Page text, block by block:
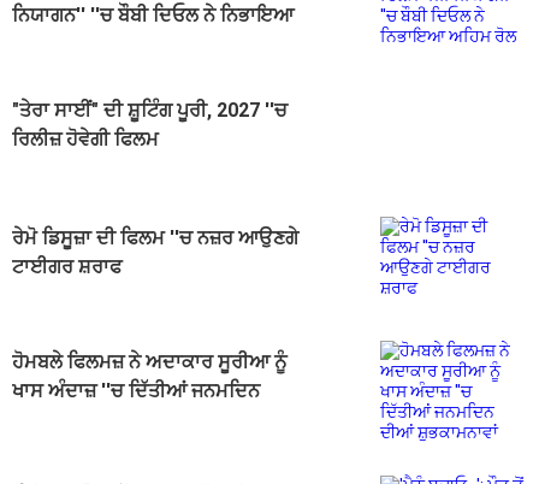
ਨਿਯਾਗਨ'' ''ਚ ਬੌਬੀ ਦਿਓਲ ਨੇ ਨਿਭਾਇਆ
"ਤੇਰਾ ਸਾਈਂ" ਦੀ ਸ਼ੂਟਿੰਗ ਪੂਰੀ, 2027 ''ਚ
ਰਿਲੀਜ਼ ਹੋਵੇਗੀ ਫਿਲਮ
ਰੇਮੋ ਡਿਸੂਜ਼ਾ ਦੀ ਫਿਲਮ ''ਚ ਨਜ਼ਰ ਆਉਣਗੇ
ਟਾਈਗਰ ਸ਼ਰਾਫ
ਹੋਮਬਲੇ ਫਿਲਮਜ਼ ਨੇ ਅਦਾਕਾਰ ਸੂਰੀਆ ਨੂੰ
ਖਾਸ ਅੰਦਾਜ਼ ''ਚ ਦਿੱਤੀਆਂ ਜਨਮਦਿਨ